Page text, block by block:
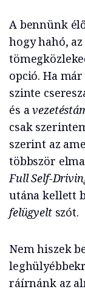
A bennünk
hogy hahó,
opció. Ha már
szinte
és a
csak
szerint az
többször
Full Self-
utána kellett
felügyeltszót.
Nem hiszek
ráírnánk az